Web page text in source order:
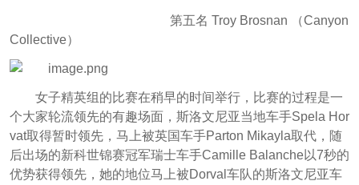
第五名 Troy Brosnan （Canyon
Collective）
女子精英组的比赛在稍早的时间举行，比赛的过程是一
个大家轮流领先的有趣场面，斯洛文尼亚当地车手Spela Hor
vat取得暂时领先，马上被英国车手Parton Mikayla取代，随
后出场的新科世锦赛冠军瑞士车手Camille Balanche以7秒的
优势获得领先，她的地位马上被Dorval车队的斯洛文尼亚车